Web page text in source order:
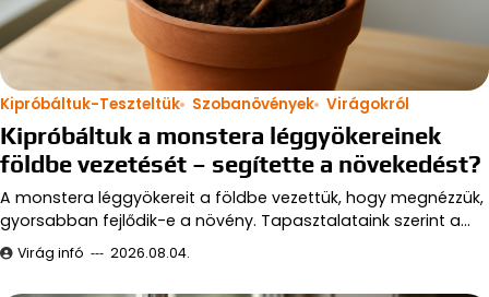
Kipróbáltuk-Teszteltük Szobanövények Virágokról
Kipróbáltuk a monstera léggyökereinek
földbe vezetését – segítette a növekedést?
A monstera léggyökereit a földbe vezettük, hogy megnézzük,
gyorsabban fejlődik-e a növény. Tapasztalataink szerint a…
Virág infó 2026.08.04.